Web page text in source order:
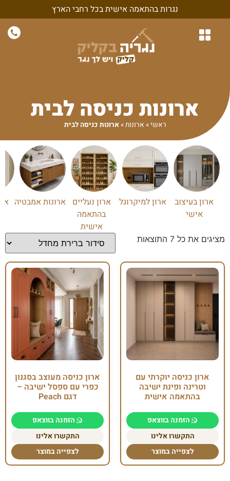
נגרות בהתאמה אישית בכל רחבי הארץ
ארונות כניסה לבית
ראשי» ארונות»ארונות כניסה לבית
ארון בעיצוב
אישי
ארון למיקרוגל
ארון נעליים
בהתאמה
אישית
ארונות אמבטיה
מציגים את כל ⁦7⁩ התוצאות
ארון כניסה יוקרתי עם
וטרינה ופינת ישיבה
בהתאמה אישית
הזמנה בווצאפ
התקשרו אלינו
לצפייה במוצר
ארון כניסה מעוצב בסגנון
כפרי עם ספסל ישיבה –
דגם Peach
הזמנה בווצאפ
התקשרו אלינו
לצפייה במוצר